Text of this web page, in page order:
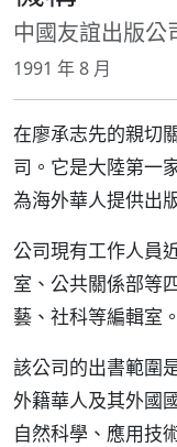
中國友誼出版公
1991 年 8 月
在廖承志先的親切
司。它是大陸第一
為海外華人提供出
公司現有工作人員
室、公共關係部等
藝、社科等編輯室。
該公司的出書範圍
外籍華人及其外國
自然科學、應用技